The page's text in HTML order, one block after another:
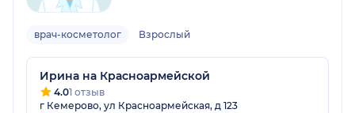
врач-косметолог Взрослый
Ирина на Красноармейской
4.01 отзыв
г Кемерово, ул Красноармейская, д 123